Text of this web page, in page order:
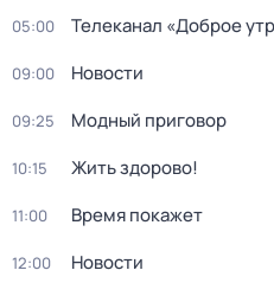
05:00 Телеканал «Доброе
09:00 Новости
09:25 Модный приговор
10:15 Жить здорово!
11:00 Время покажет
12:00 Новости